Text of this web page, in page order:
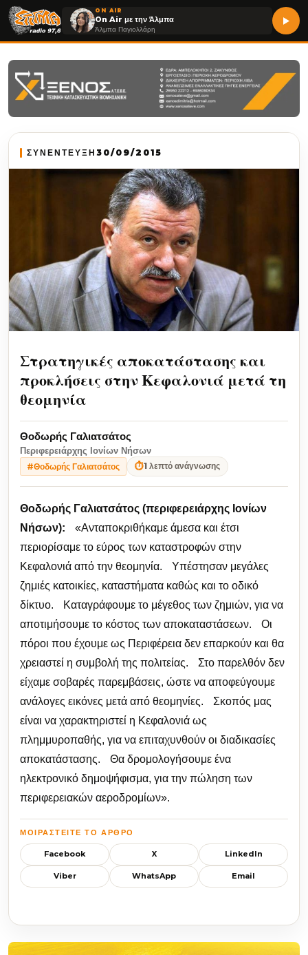
ON AIR
On Air με την Άλμπα
Άλμπα Παγιολλάρη
ΣΥΝΕΝΤΕΥΞΗ 30/09/2015
Στρατηγικές αποκατάστασης και
προκλήσεις στην Κεφαλονιά μετά τη
θεομηνία
Θοδωρής Γαλιατσάτος
Περιφερειάρχης Ιονίων Νήσων
#Θοδωρής Γαλιατσάτος ⏱1 λεπτό ανάγνωσης
Θοδωρής Γαλιατσάτος (περιφερειάρχης Ιονίων
Νήσων): «Ανταποκριθήκαμε άμεσα και έτσι
περιορίσαμε το εύρος των καταστροφών στην
Κεφαλονιά από την θεομηνία. Υπέστησαν μεγάλες
ζημιές κατοικίες, καταστήματα καθώς και το οδικό
δίκτυο. Καταγράφουμε το μέγεθος των ζημιών, για να
αποτιμήσουμε το κόστος των αποκαταστάσεων. Οι
πόροι που έχουμε ως Περιφέρεια δεν επαρκούν και θα
χρειαστεί η συμβολή της πολιτείας. Στο παρελθόν δεν
είχαμε σοβαρές παρεμβάσεις, ώστε να αποφεύγουμε
ανάλογες εικόνες μετά από θεομηνίες. Σκοπός μας
είναι να χαρακτηριστεί η Κεφαλονιά ως
πλημμυροπαθής, για να επιταχυνθούν οι διαδικασίες
αποκατάστασης. Θα δρομολογήσουμε ένα
ηλεκτρονικό δημοψήφισμα, για την πώληση των
περιφερειακών αεροδρομίων».
ΜΟΙΡΑΣΤΕΊΤΕ ΤΟ ΆΡΘΡΟ
Facebook X LinkedIn
Viber WhatsApp Email